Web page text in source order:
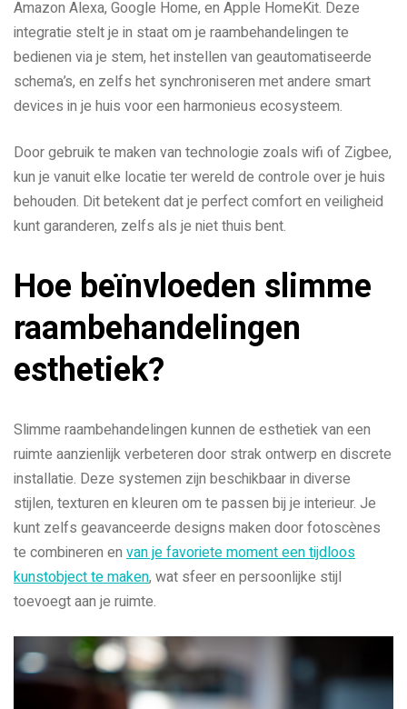
Amazon Alexa, Google Home, en Apple HomeKit. Deze
integratie stelt je in staat om je raambehandelingen te
bedienen via je stem, het instellen van geautomatiseerde
schema’s, en zelfs het synchroniseren met andere smart
devices in je huis voor een harmonieus ecosysteem.
Door gebruik te maken van technologie zoals wifi of Zigbee,
kun je vanuit elke locatie ter wereld de controle over je huis
behouden. Dit betekent dat je perfect comfort en veiligheid
kunt garanderen, zelfs als je niet thuis bent.
Hoe beïnvloeden slimme
raambehandelingen
esthetiek?
Slimme raambehandelingen kunnen de esthetiek van een
ruimte aanzienlijk verbeteren door strak ontwerp en discrete
installatie. Deze systemen zijn beschikbaar in diverse
stijlen, texturen en kleuren om te passen bij je interieur. Je
kunt zelfs geavanceerde designs maken door fotoscènes
te combineren en van je favoriete moment een tijdloos
kunstobject te maken, wat sfeer en persoonlijke stijl
toevoegt aan je ruimte.